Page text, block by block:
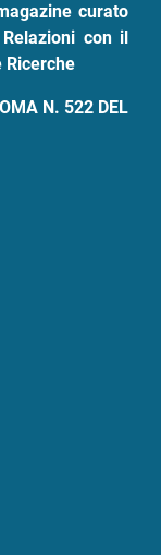
curato
con il
Ricerche
N. 522 DEL